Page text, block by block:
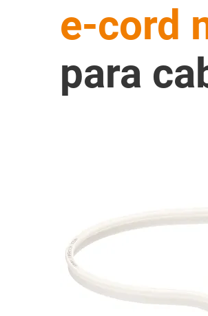
e-cord
para